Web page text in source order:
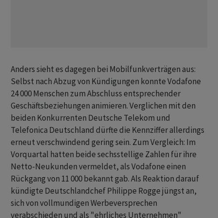
Anders sieht es dagegen bei Mobilfunkverträgen aus:
Selbst nach Abzug von Kündigungen konnte Vodafone
24 000 Menschen zum Abschluss entsprechender
Geschäftsbeziehungen animieren. Verglichen mit den
beiden Konkurrenten Deutsche Telekom und
Telefonica Deutschland dürfte die Kennziffer allerdings
erneut verschwindend gering sein. Zum Vergleich: Im
Vorquartal hatten beide sechsstellige Zahlen für ihre
Netto-Neukunden vermeldet, als Vodafone einen
Rückgang von 11 000 bekannt gab. Als Reaktion darauf
kündigte Deutschlandchef Philippe Rogge jüngst an,
sich von vollmundigen Werbeversprechen
verabschieden und als "ehrliches Unternehmen"